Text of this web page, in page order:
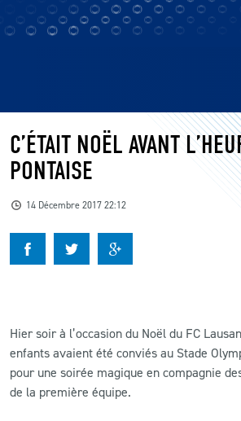
C’ÉTAIT NOËL AVANT
PONTAISE
14 Décembre 2017 22:12
Hier soir à l’occasion du Noël du FC
enfants avaient été conviés au Stade
pour une soirée magique en compagnie
de la première équipe.